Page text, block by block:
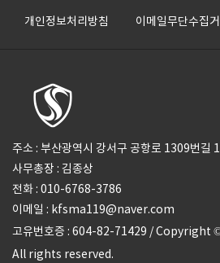
개인정보처리방침 이메일무단수집
주소 : 부산광역시 강서구 공항로 1309번길
사무총장 : 김종상
전화 : 010-6768-3786
이메일 : kfsma119@naver.com
고유번호증 : 604-82-71429 / Copyright ©
All rights reserved.